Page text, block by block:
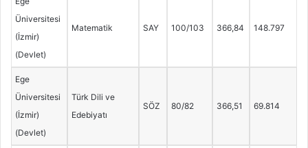
Üniversitesi
(İzmir)
(Devlet)
Matematik SAY 100/103 366,84 148.797
Ege
Üniversitesi
(İzmir)
(Devlet)
Türk Dili ve
Edebiyatı
SÖZ 80/82 366,51 69.814